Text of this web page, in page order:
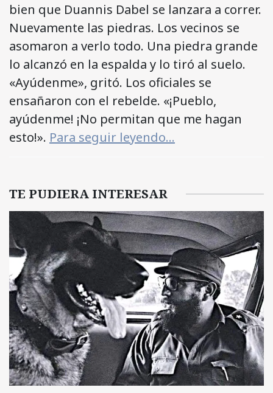
bien que Duannis Dabel se lanzara a correr.
Nuevamente las piedras. Los vecinos se
asomaron a verlo todo. Una piedra grande
lo alcanzó en la espalda y lo tiró al suelo.
«Ayúdenme», gritó. Los oficiales se
ensañaron con el rebelde. «¡Pueblo,
ayúdenme! ¡No permitan que me hagan
esto!». Para seguir leyendo…
TE PUDIERA INTERESAR